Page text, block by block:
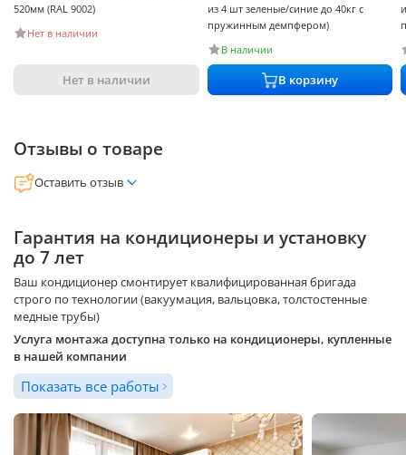
Глубина наружного блока
276 мм
Вес внутреннего блока
Хладагент (фреон)
520мм (RAL 9002)
Нет в наличии
Нет в наличии
из 4 шт зеленые/синие до 40кг с
пружинным демпфером)
В наличии
В корзину
Отзывы о товаре
Оставить отзыв
Гарантия на кондиционеры и установку
до 7 лет
Ваш кондиционер смонтирует квалифицированная бригада
строго по технологии (вакуумация, вальцовка, толстостенные
медные трубы)
Услуга монтажа доступна только на кондиционеры, купленные
в нашей компании
Показать все работы